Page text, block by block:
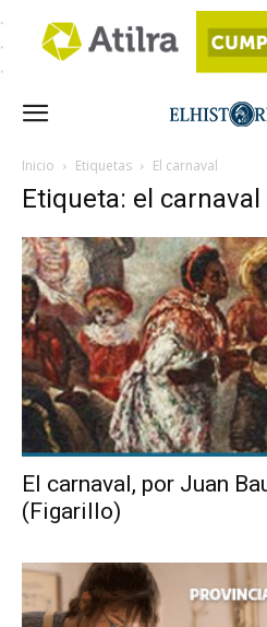
Inicio Etiquetas El carnaval
Etiqueta: el carnaval
El carnaval, por Juan
(Figarillo)